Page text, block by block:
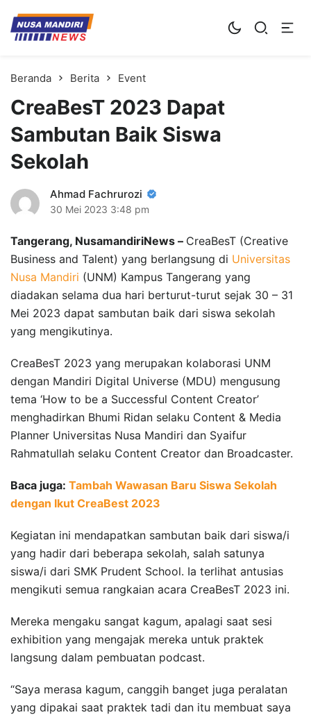
Kampus Digital Bisnis
Universitas Nusa Mandiri
Beranda Berita Event
CreaBesT 2023 Dapat
Sambutan Baik Siswa
Sekolah
Ahmad Fachrurozi
30 Mei 2023 3:48 pm
Tangerang, NusamandiriNews – CreaBesT (Creative
Business and Talent) yang berlangsung di Universitas
Nusa Mandiri (UNM) Kampus Tangerang yang
diadakan selama dua hari berturut-turut sejak 30 – 31
Mei 2023 dapat sambutan baik dari siswa sekolah
yang mengikutinya.
CreaBesT 2023 yang merupakan kolaborasi UNM
dengan Mandiri Digital Universe (MDU) mengusung
tema ‘How to be a Successful Content Creator’
menghadirkan Bhumi Ridan selaku Content & Media
Planner Universitas Nusa Mandiri dan Syaifur
Rahmatullah selaku Content Creator dan Broadcaster.
Baca juga: Tambah Wawasan Baru Siswa Sekolah
dengan Ikut CreaBest 2023
Kegiatan ini mendapatkan sambutan baik dari siswa/i
yang hadir dari beberapa sekolah, salah satunya
siswa/i dari SMK Prudent School. Ia terlihat antusias
mengikuti semua rangkaian acara CreaBesT 2023 ini.
Mereka mengaku sangat kagum, apalagi saat sesi
exhibition yang mengajak mereka untuk praktek
langsung dalam pembuatan podcast.
“Saya merasa kagum, canggih banget juga peralatan
yang dipakai saat praktek tadi dan itu membuat saya